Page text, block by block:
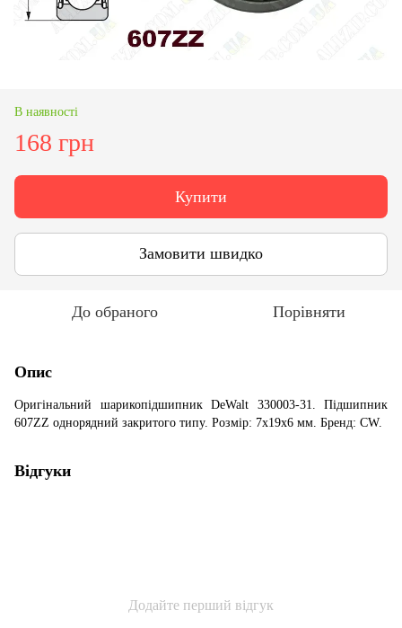
В наявності
168 грн
Купити
Замовити швидко
До обраного Порівняти
Опис
Оригінальний шарикопідшипник DeWalt 330003-31. Підшипник
607ZZ однорядний закритого типу. Розмір: 7x19x6 мм. Бренд: CW.
Відгуки
Додайте перший відгук